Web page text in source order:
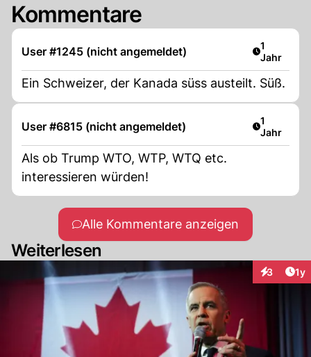
Kommentare
User #1245 (nicht angemeldet) Artikel
1
Jahr
Ein Schweizer, der Kanada süss austeilt. Süß.
User #6815 (nicht angemeldet) Artikel
1
Jahr
Als ob Trump WTO, WTP, WTQ etc.
interessieren würden!
Alle Kommentare anzeigen
Weiterlesen
3 1y